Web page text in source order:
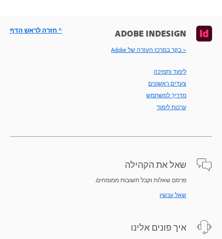
ADOBE INDESIGN
< בקר במרכז העזרה של Adobe
לימוד ותמיכה
צעדים ראשונים
מדריך למשתמש
ערכות לימוד
שאל את הקהילה
פרסם שאלות וקבל תשובות ממומחים.
שאל עכשיו
איך פונים אלינו
^ חזרה לראש הדף